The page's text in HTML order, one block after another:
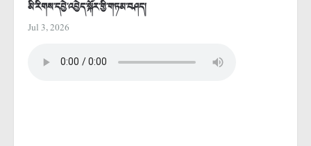
མི་རིགས་དབྱེ་འབྱེད་སྐོར་གྱི་གཏམ་བཤད།
Jul 3, 2026